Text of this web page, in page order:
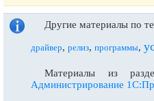
Другие материалы по
драйвер, релиз, программы,
Материалы из
Администрирование